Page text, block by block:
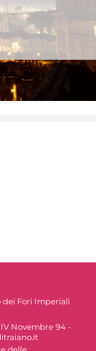
dei Fori Imperiali
Novembre 94 -